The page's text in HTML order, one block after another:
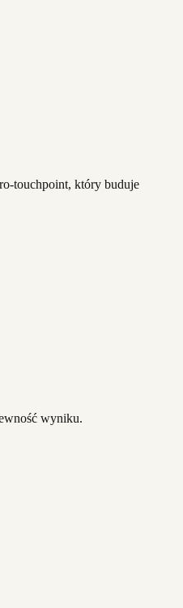
touchpoint, który buduje
wyniku.